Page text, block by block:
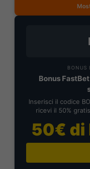
BONUS
Bonus
Inserisci il codice
ricevi il 50%
50€ di